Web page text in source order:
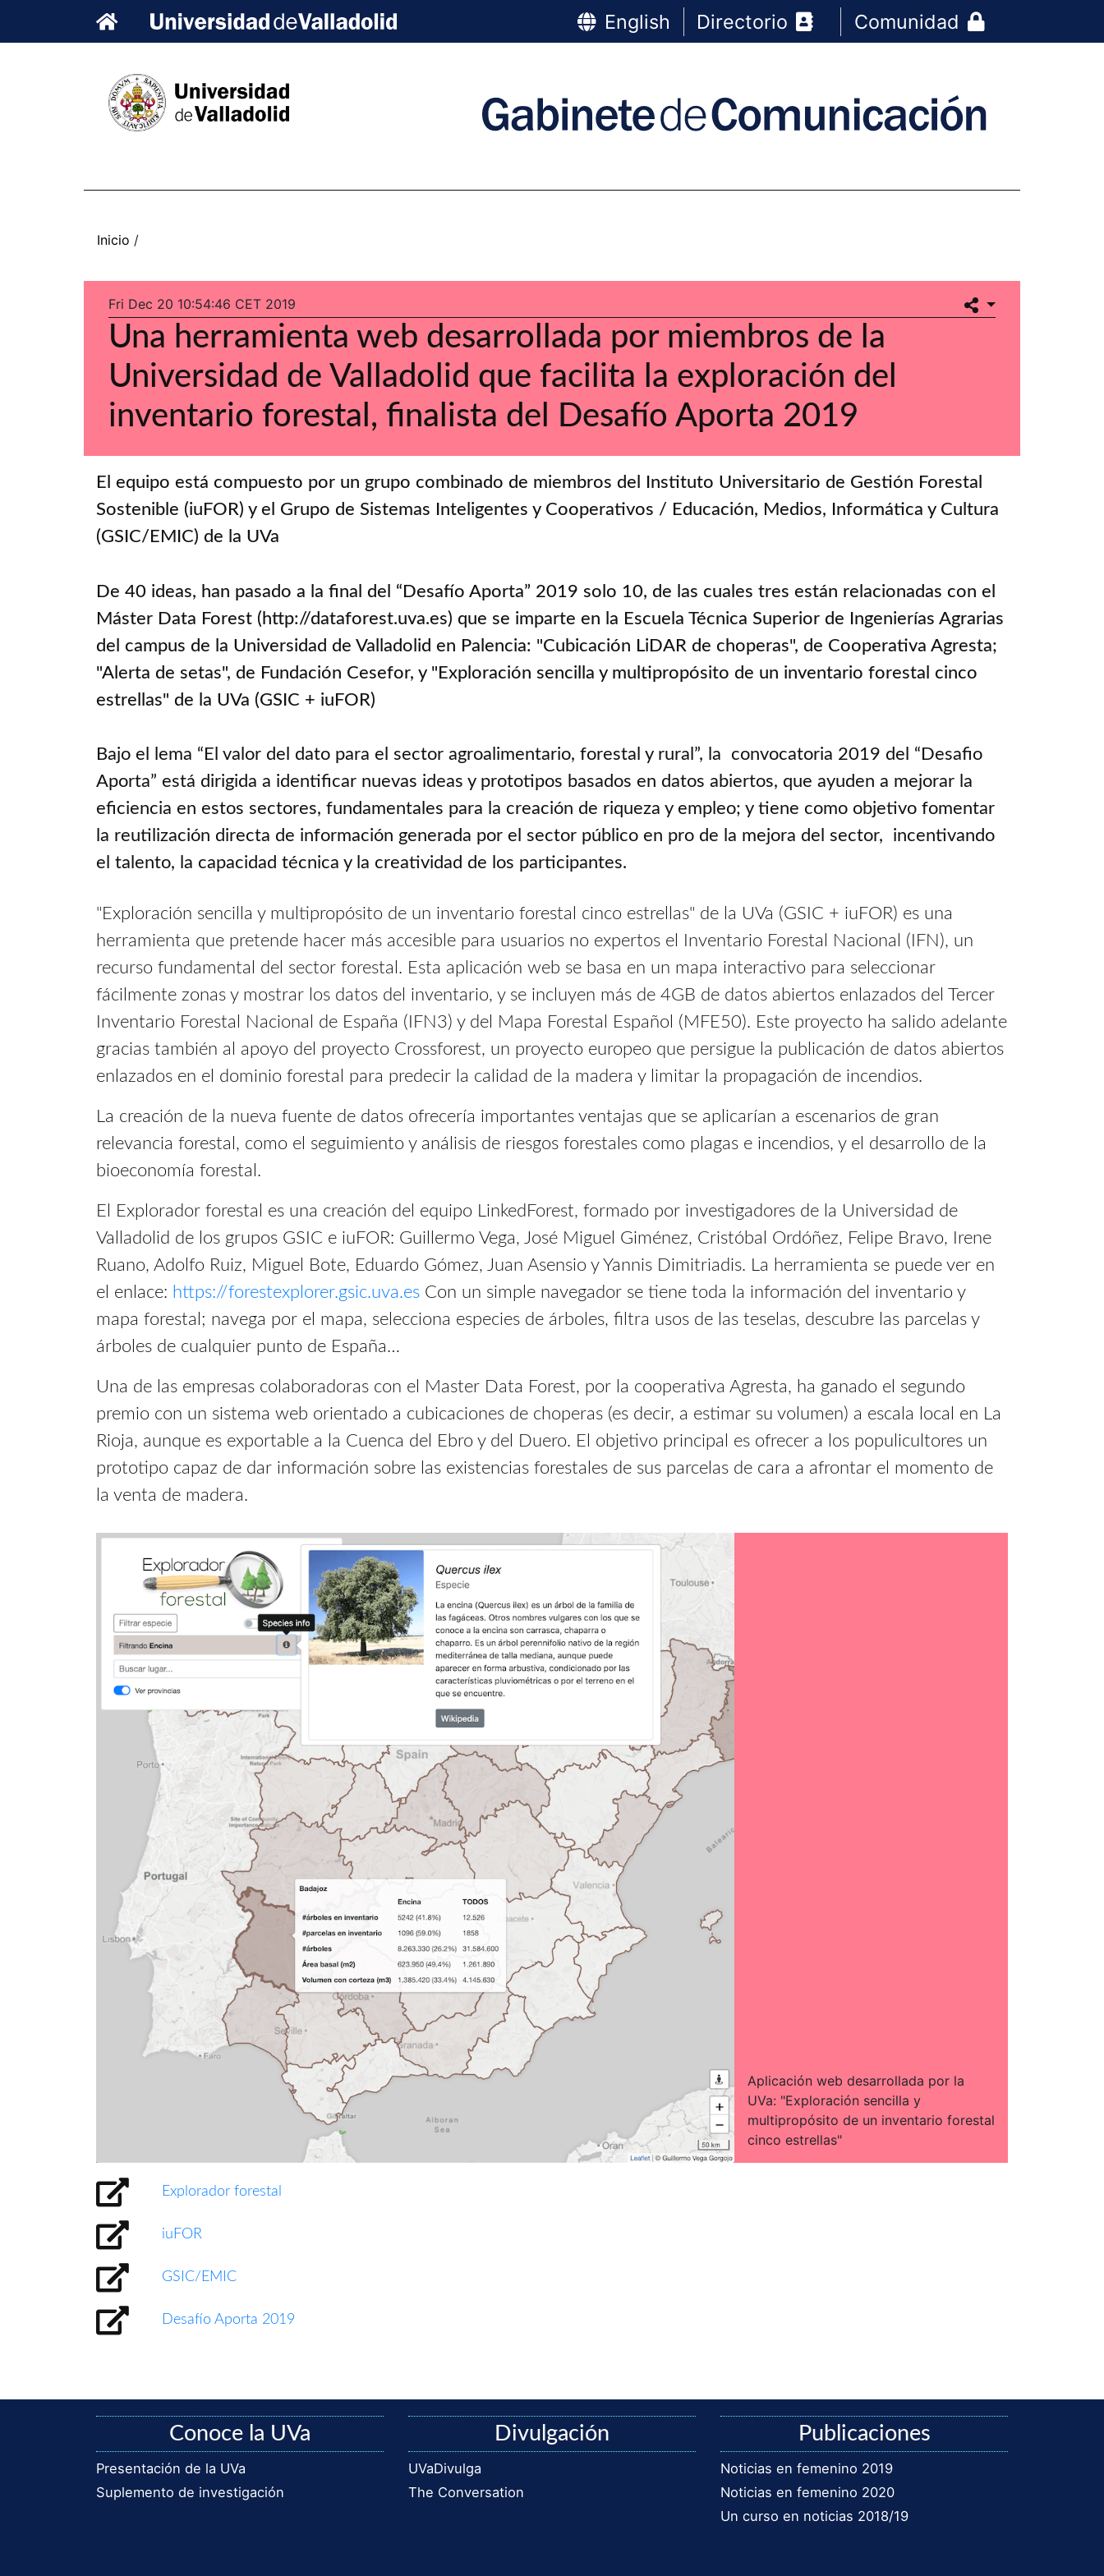
English Directorio Comunidad
Fri Dec 20 10:54:46 CET 2019
Una herramienta web desarrollada por miembros de la
Universidad de Valladolid que facilita la exploración del
inventario forestal, finalista del Desafío Aporta 2019
El equipo está compuesto por un grupo combinado de miembros del Instituto Universitario de Gestión Forestal
Sostenible (iuFOR) y el Grupo de Sistemas Inteligentes y Cooperativos / Educación, Medios, Informática y Cultura
(GSIC/EMIC) de la UVa
De 40 ideas, han pasado a la final del “Desafío Aporta” 2019 solo 10, de las cuales tres están relacionadas con el
Máster Data Forest (http://dataforest.uva.es) que se imparte en la Escuela Técnica Superior de Ingenierías Agrarias
del campus de la Universidad de Valladolid en Palencia: "Cubicación LiDAR de choperas", de Cooperativa Agresta;
"Alerta de setas", de Fundación Cesefor, y "Exploración sencilla y multipropósito de un inventario forestal cinco
estrellas" de la UVa (GSIC + iuFOR)
Bajo el lema “El valor del dato para el sector agroalimentario, forestal y rural”, la convocatoria 2019 del “Desafio
Aporta” está dirigida a identificar nuevas ideas y prototipos basados en datos abiertos, que ayuden a mejorar la
eficiencia en estos sectores, fundamentales para la creación de riqueza y empleo; y tiene como objetivo fomentar
la reutilización directa de información generada por el sector público en pro de la mejora del sector, incentivando
el talento, la capacidad técnica y la creatividad de los participantes.
"Exploración sencilla y multipropósito de un inventario forestal cinco estrellas" de la UVa (GSIC + iuFOR) es una
herramienta que pretende hacer más accesible para usuarios no expertos el Inventario Forestal Nacional (IFN), un
recurso fundamental del sector forestal. Esta aplicación web se basa en un mapa interactivo para seleccionar
fácilmente zonas y mostrar los datos del inventario, y se incluyen más de 4GB de datos abiertos enlazados del Tercer
Inventario Forestal Nacional de España (IFN3) y del Mapa Forestal Español (MFE50). Este proyecto ha salido adelante
gracias también al apoyo del proyecto Crossforest, un proyecto europeo que persigue la publicación de datos abiertos
enlazados en el dominio forestal para predecir la calidad de la madera y limitar la propagación de incendios.
La creación de la nueva fuente de datos ofrecería importantes ventajas que se aplicarían a escenarios de gran
relevancia forestal, como el seguimiento y análisis de riesgos forestales como plagas e incendios, y el desarrollo de la
bioeconomía forestal.
El Explorador forestal es una creación del equipo LinkedForest, formado por investigadores de la Universidad de
Valladolid de los grupos GSIC e iuFOR: Guillermo Vega, José Miguel Giménez, Cristóbal Ordóñez, Felipe Bravo, Irene
Ruano, Adolfo Ruiz, Miguel Bote, Eduardo Gómez, Juan Asensio y Yannis Dimitriadis. La herramienta se puede ver en
el enlace: https://forestexplorer.gsic.uva.es Con un simple navegador se tiene toda la información del inventario y
mapa forestal; navega por el mapa, selecciona especies de árboles, filtra usos de las teselas, descubre las parcelas y
árboles de cualquier punto de España…
Una de las empresas colaboradoras con el Master Data Forest, por la cooperativa Agresta, ha ganado el segundo
premio con un sistema web orientado a cubicaciones de choperas (es decir, a estimar su volumen) a escala local en La
Rioja, aunque es exportable a la Cuenca del Ebro y del Duero. El objetivo principal es ofrecer a los populicultores un
prototipo capaz de dar información sobre las existencias forestales de sus parcelas de cara a afrontar el momento de
la venta de madera.
Aplicación web desarrollada por la
UVa: "Exploración sencilla y
multipropósito de un inventario forestal
cinco estrellas"
Explorador forestal
iuFOR
GSIC/EMIC
Desafío Aporta 2019
Conoce la UVa
Presentación de la UVa
Suplemento de investigación
Divulgación
UVaDivulga
The Conversation
Publicaciones
Noticias en femenino 2019
Noticias en femenino 2020
Un curso en noticias 2018/19